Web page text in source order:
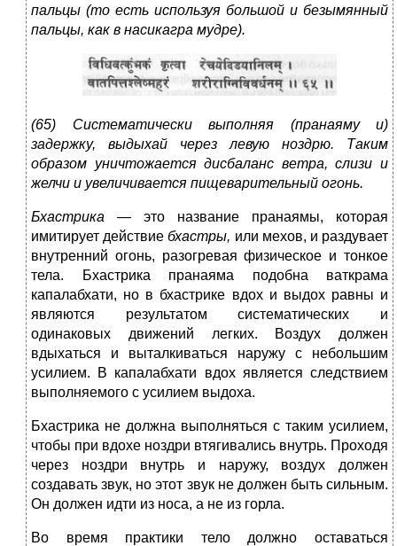
пальцы (то есть используя большой и безымянный
пальцы, как в насикагра мудре).
(65) Систематически выполняя (пранаяму и)
задержку, выдыхай через левую ноздрю. Таким
образом уничтожается дисбаланс ветра, слизи и
желчи и увеличивается пищеварительный огонь.
Бхастрика — это название пранаямы, которая
имитирует действиебхастры, или мехов, и раздувает
внутренний огонь, разогревая физическое и тонкое
тела. Бхастрика пранаяма подобна ваткрама
капалабхати, но в бхастрике вдох и выдох равны и
являются результатом систематических и
одинаковых движений легких. Воздух должен
вдыхаться и выталкиваться наружу с небольшим
усилием. В капалабхати вдох является следствием
выполняемого с усилием выдоха.
Бхастрика не должна выполняться с таким усилием,
чтобы при вдохе ноздри втягивались внутрь. Проходя
через ноздри внутрь и наружу, воздух должен
создавать звук, но этот звук не должен быть сильным.
Он должен идти из носа, а не из горла.
Во время практики тело должно оставаться